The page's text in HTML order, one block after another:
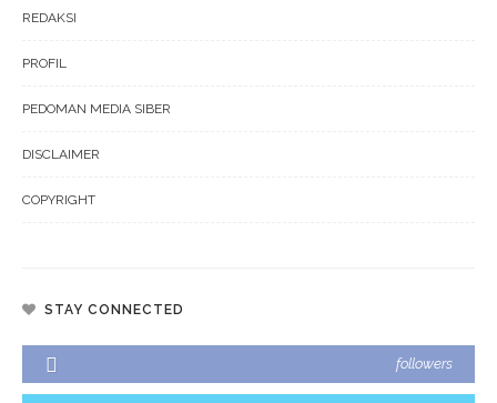
REDAKSI
PROFIL
PEDOMAN MEDIA SIBER
DISCLAIMER
COPYRIGHT
STAY CONNECTED
followers